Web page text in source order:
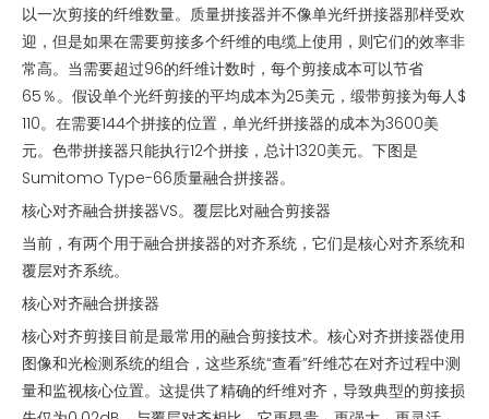
以一次剪接的纤维数量。质量拼接器并不像单光纤拼接器那样受欢
迎，但是如果在需要剪接多个纤维的电缆上使用，则它们的效率非
常高。当需要超过96的纤维计数时，每个剪接成本可以节省
65％。假设单个光纤剪接的平均成本为25美元，缎带剪接为每人$
110。在需要144个拼接的位置，单光纤拼接器的成本为3600美
元。色带拼接器只能执行12个拼接，总计1320美元。下图是
Sumitomo Type-66质量融合拼接器。
核心对齐融合拼接器VS。覆层比对融合剪接器
当前，有两个用于融合拼接器的对齐系统，它们是核心对齐系统和
覆层对齐系统。
核心对齐融合拼接器
核心对齐剪接目前是最常用的融合剪接技术。核心对齐拼接器使用
图像和光检测系统的组合，这些系统“查看”纤维芯在对齐过程中测
量和监视核心位置。这提供了精确的纤维对齐，导致典型的剪接损